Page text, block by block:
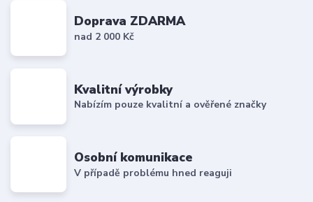
Doprava ZDARMA
nad 2 000 Kč
Kvalitní výrobky
Nabízím pouze kvalitní a ověřené značky
Osobní komunikace
V případě problému hned reaguji